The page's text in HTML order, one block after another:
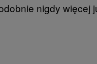
nigdy więcej